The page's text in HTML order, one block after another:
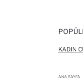
KADIN
ANA SAYFA